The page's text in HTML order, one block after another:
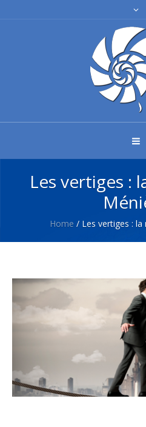
Les vertiges :
Home / Les vertiges :